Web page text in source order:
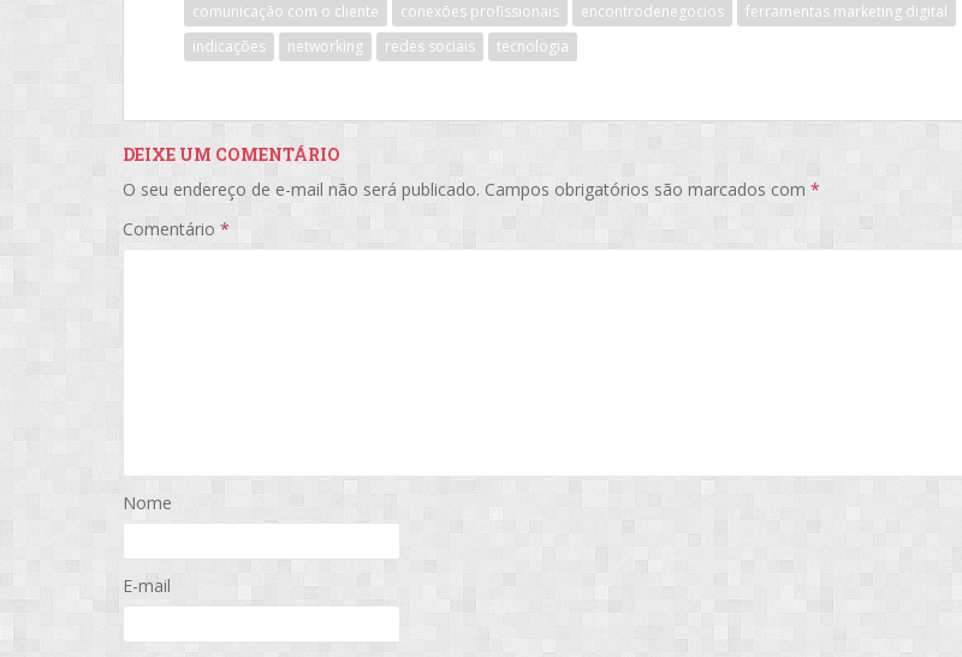
comunicação com o cliente conexões profissionais encontrodenegocios
ferramentas marketing digital
indicações
networking redes sociais tecnologia
DEIXE UM COMENTÁRIO
O seu endereço de e-mail não será publicado. Campos obrigatórios são marcados com *
Comentário *
Nome
E-mail